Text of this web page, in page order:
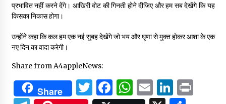
प्रभावित नहीं करने देंगे। आखिरी वोट की गिनती होने दीजिए और हम सब देखेंगे कि यह
किसका निकास होगा।
उन्होंने कहा कि कल हम एक नई सुबह देखेंगे जो भय और घृणा से मुक्त होकर आशा के एक
नए दिन का वादा करेगी।
Share from A4appleNews:
Share Twitter
Facebook
WhatsApp
Email